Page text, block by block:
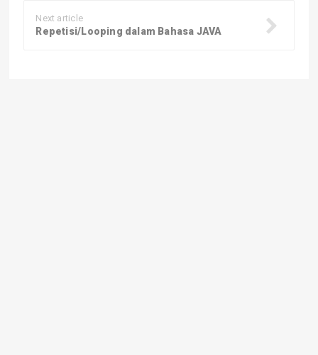
Next article
Repetisi/Looping dalam Bahasa JAVA